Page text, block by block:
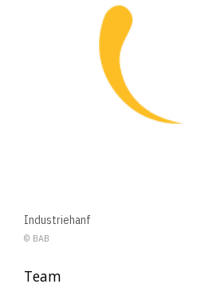
Industriehanf
© BAB
Team